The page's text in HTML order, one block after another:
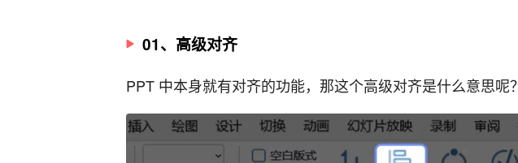
01、高级对齐
PPT 中本身就有对齐的功能，那这个高级对齐是什么意思呢？